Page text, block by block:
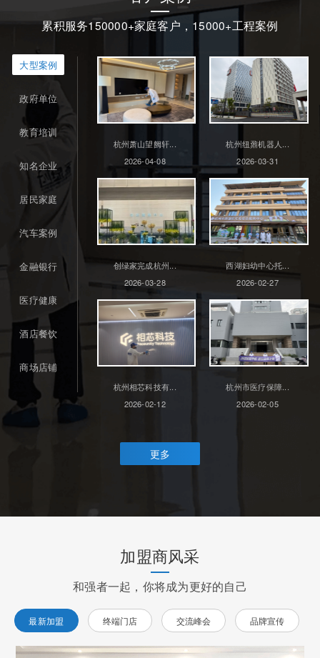
累积服务150000+家庭客户，15000+工程案例
大型案例
政府单位
教育培训
知名企业
居民家庭
汽车案例
金融银行
医疗健康
酒店餐饮
商场店铺
杭州萧山望阙轩...
2026-04-08
杭州纽鼐机器人...
2026-03-31
创绿家完成杭州...
2026-03-28
西湖妇幼中心托...
2026-02-27
杭州相芯科技有...
2026-02-12
杭州市医疗保障...
2026-02-05
更多
加盟商风采
和强者一起，你将成为更好的自己
最新加盟 终端门店 交流峰会 品牌宣传